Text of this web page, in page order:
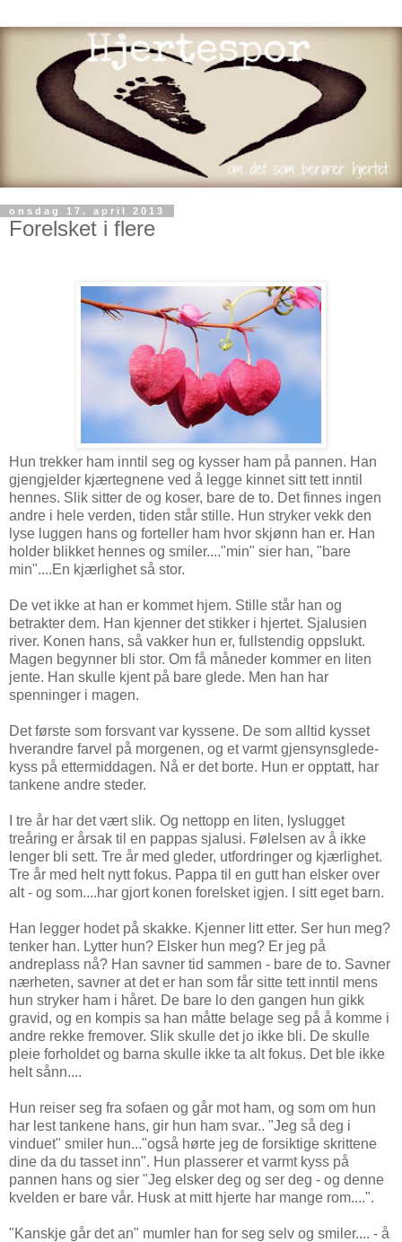
onsdag 17. april 2013
Forelsket i flere
Hun trekker ham inntil seg og kysser ham på pannen. Han
gjengjelder kjærtegnene ved å legge kinnet sitt tett inntil
hennes. Slik sitter de og koser, bare de to. Det finnes ingen
andre i hele verden, tiden står stille. Hun stryker vekk den
lyse luggen hans og forteller ham hvor skjønn han er. Han
holder blikket hennes og smiler...."min" sier han, "bare
min"....En kjærlighet så stor.
De vet ikke at han er kommet hjem. Stille står han og
betrakter dem. Han kjenner det stikker i hjertet. Sjalusien
river. Konen hans, så vakker hun er, fullstendig oppslukt.
Magen begynner bli stor. Om få måneder kommer en liten
jente. Han skulle kjent på bare glede. Men han har
spenninger i magen.
Det første som forsvant var kyssene. De som alltid kysset
hverandre farvel på morgenen, og et varmt gjensynsglede-
kyss på ettermiddagen. Nå er det borte. Hun er opptatt, har
tankene andre steder.
I tre år har det vært slik. Og nettopp en liten, lyslugget
treåring er årsak til en pappas sjalusi. Følelsen av å ikke
lenger bli sett. Tre år med gleder, utfordringer og kjærlighet.
Tre år med helt nytt fokus. Pappa til en gutt han elsker over
alt - og som....har gjort konen forelsket igjen. I sitt eget barn.
Han legger hodet på skakke. Kjenner litt etter. Ser hun meg?
tenker han. Lytter hun? Elsker hun meg? Er jeg på
andreplass nå? Han savner tid sammen - bare de to. Savner
nærheten, savner at det er han som får sitte tett inntil mens
hun stryker ham i håret. De bare lo den gangen hun gikk
gravid, og en kompis sa han måtte belage seg på å komme i
andre rekke fremover. Slik skulle det jo ikke bli. De skulle
pleie forholdet og barna skulle ikke ta alt fokus. Det ble ikke
helt sånn....
Hun reiser seg fra sofaen og går mot ham, og som om hun
har lest tankene hans, gir hun ham svar.. "Jeg så deg i
vinduet" smiler hun..."også hørte jeg de forsiktige skrittene
dine da du tasset inn". Hun plasserer et varmt kyss på
pannen hans og sier "Jeg elsker deg og ser deg - og denne
kvelden er bare vår. Husk at mitt hjerte har mange rom....".
"Kanskje går det an" mumler han for seg selv og smiler.... - å